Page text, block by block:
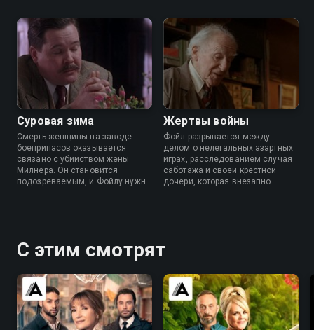
Суровая зима
Смерть женщины на заводе
боеприпасов оказывается
связано с убийством жены
Милнера. Он становится
подозреваемым, и Фойлу нужно
Жертвы войны
Фойл разрывается между
делом о нелегальных азартных
играх, расследованием случая
саботажа и своей крестной
дочери, которая внезапно
С этим смотрят